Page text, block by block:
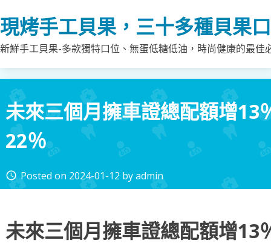
to
content
現烤手工貝果，三十多種貝果
新鮮手工貝果-多款獨特口位、無蛋低糖低油，時尚健康的最
未來三個月擁車證總配額增13
22％
access_time Posted on 2024-01-12 byadmin
未來三個月擁車證總配額增13